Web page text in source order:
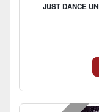
JUST DANCE